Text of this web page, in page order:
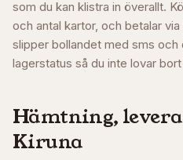
som du kan klistra in överallt.
och antal kartor, och betalar
slipper bollandet med sms och
lagerstatus så du inte lovar
Hämtning,
Kiruna